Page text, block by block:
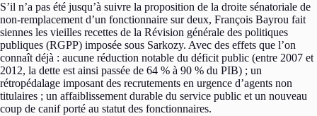
S’il n’a pas été jusqu’à suivre la proposition de la droite sénatoriale de
non-remplacement d’un fonctionnaire sur deux, François Bayrou fait
siennes les vieilles recettes de la Révision générale des politiques
publiques (RGPP) imposée sous Sarkozy. Avec des effets que l’on
connaît déjà : aucune réduction notable du déficit public (entre 2007 et
2012, la dette est ainsi passée de 64 % à 90 % du PIB) ; un
rétropédalage imposant des recrutements en urgence d’agents non
titulaires ; un affaiblissement durable du service public et un nouveau
coup de canif porté au statut des fonctionnaires.